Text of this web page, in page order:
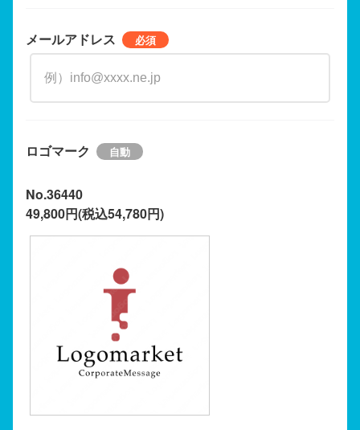
メールアドレス
ロゴマーク
No.36440
49,800円(税込54,780円)